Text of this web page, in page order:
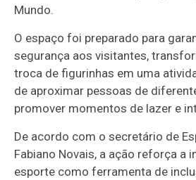
Mundo.
O espaço foi preparado para
segurança aos visitantes,
troca de figurinhas em uma
de aproximar pessoas de
promover momentos de lazer e
De acordo com o secretário de
Fabiano Novais, a ação reforça a
esporte como ferramenta de